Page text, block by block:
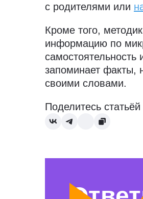
с родителями или
Кроме того,
информацию по
запоминает факты,
своими словами.
Поделитесь статьёй